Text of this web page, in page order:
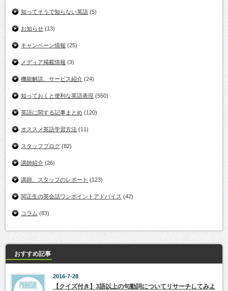
知ってそうで知らない英語 (5)
お知らせ (13)
キャンペーン情報 (25)
メディア掲載情報 (3)
機能解説、サービス紹介 (24)
知っておくと便利な英語表現 (550)
英語に関する記事まとめ (120)
オススメ英語学習方法 (11)
スタッフブログ (82)
講師紹介 (26)
講師、スタッフのレポート (123)
関正生の英会話ワンポイントアドバイス (42)
コラム (83)
おすすめ記事
2016-7-28
【クイズ付き】3語以上の句動詞についてリサーチしてみよ